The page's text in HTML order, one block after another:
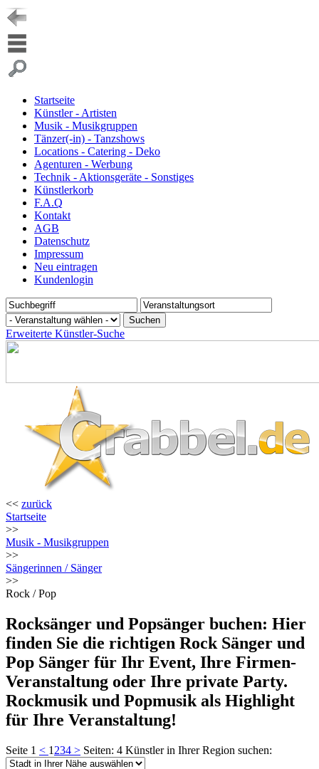
Startseite
Künstler - Artisten
Musik - Musikgruppen
Tänzer(-in) - Tanzshows
Locations - Catering - Deko
Agenturen - Werbung
Technik - Aktionsgeräte - Sonstiges
Künstlerkorb
F.A.Q
Kontakt
AGB
Datenschutz
Impressum
Neu eintragen
Kundenlogin
Erweiterte Künstler-Suche
<< zurück
Startseite
>>
Musik - Musikgruppen
>>
Sängerinnen / Sänger
>>
Rock / Pop
Rocksänger und Popsänger buchen: Hier
finden Sie die richtigen Rock Sänger und
Pop Sänger für Ihr Event, Ihre Firmen-
Veranstaltung oder Ihre private Party.
Rockmusik und Popmusik als Highlight
für Ihre Veranstaltung!
Seite 1 < 1 234 > Seiten: 4 Künstler in Ihrer Region suchen: